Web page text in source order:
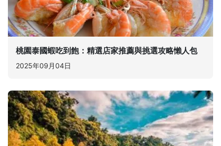
桃園泰國蝦吃到飽：精選店家推薦與挑選攻略懶人包
2025年09月04日